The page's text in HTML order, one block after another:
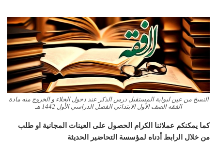
النسخ من عين لبوابة المستقبل درس الذكر عند دخول الخلاء و الخروج منه مادة
الفقه الصف الأول الابتدائي الفصل الدراسي الأول 1442 هـ
كما يمكنكم عملائنا الكرام الحصول على العينات المجانية او طلب
من خلال الرابط أدناه لمؤسسة التحاضير الحديثة